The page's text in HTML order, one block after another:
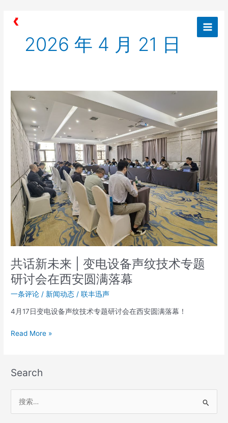
2026 年 4 月 21 日
共话新未来 | 变电设备声纹技术专题
研讨会在西安圆满落幕
一条评论 / 新闻动态 /联丰迅声
4月17日变电设备声纹技术专题研讨会在西安圆满落幕！
共
话
新
未
来
变
设
备
声
纹
技
术
题
研
讨
在
安
幕
Read More »
Search